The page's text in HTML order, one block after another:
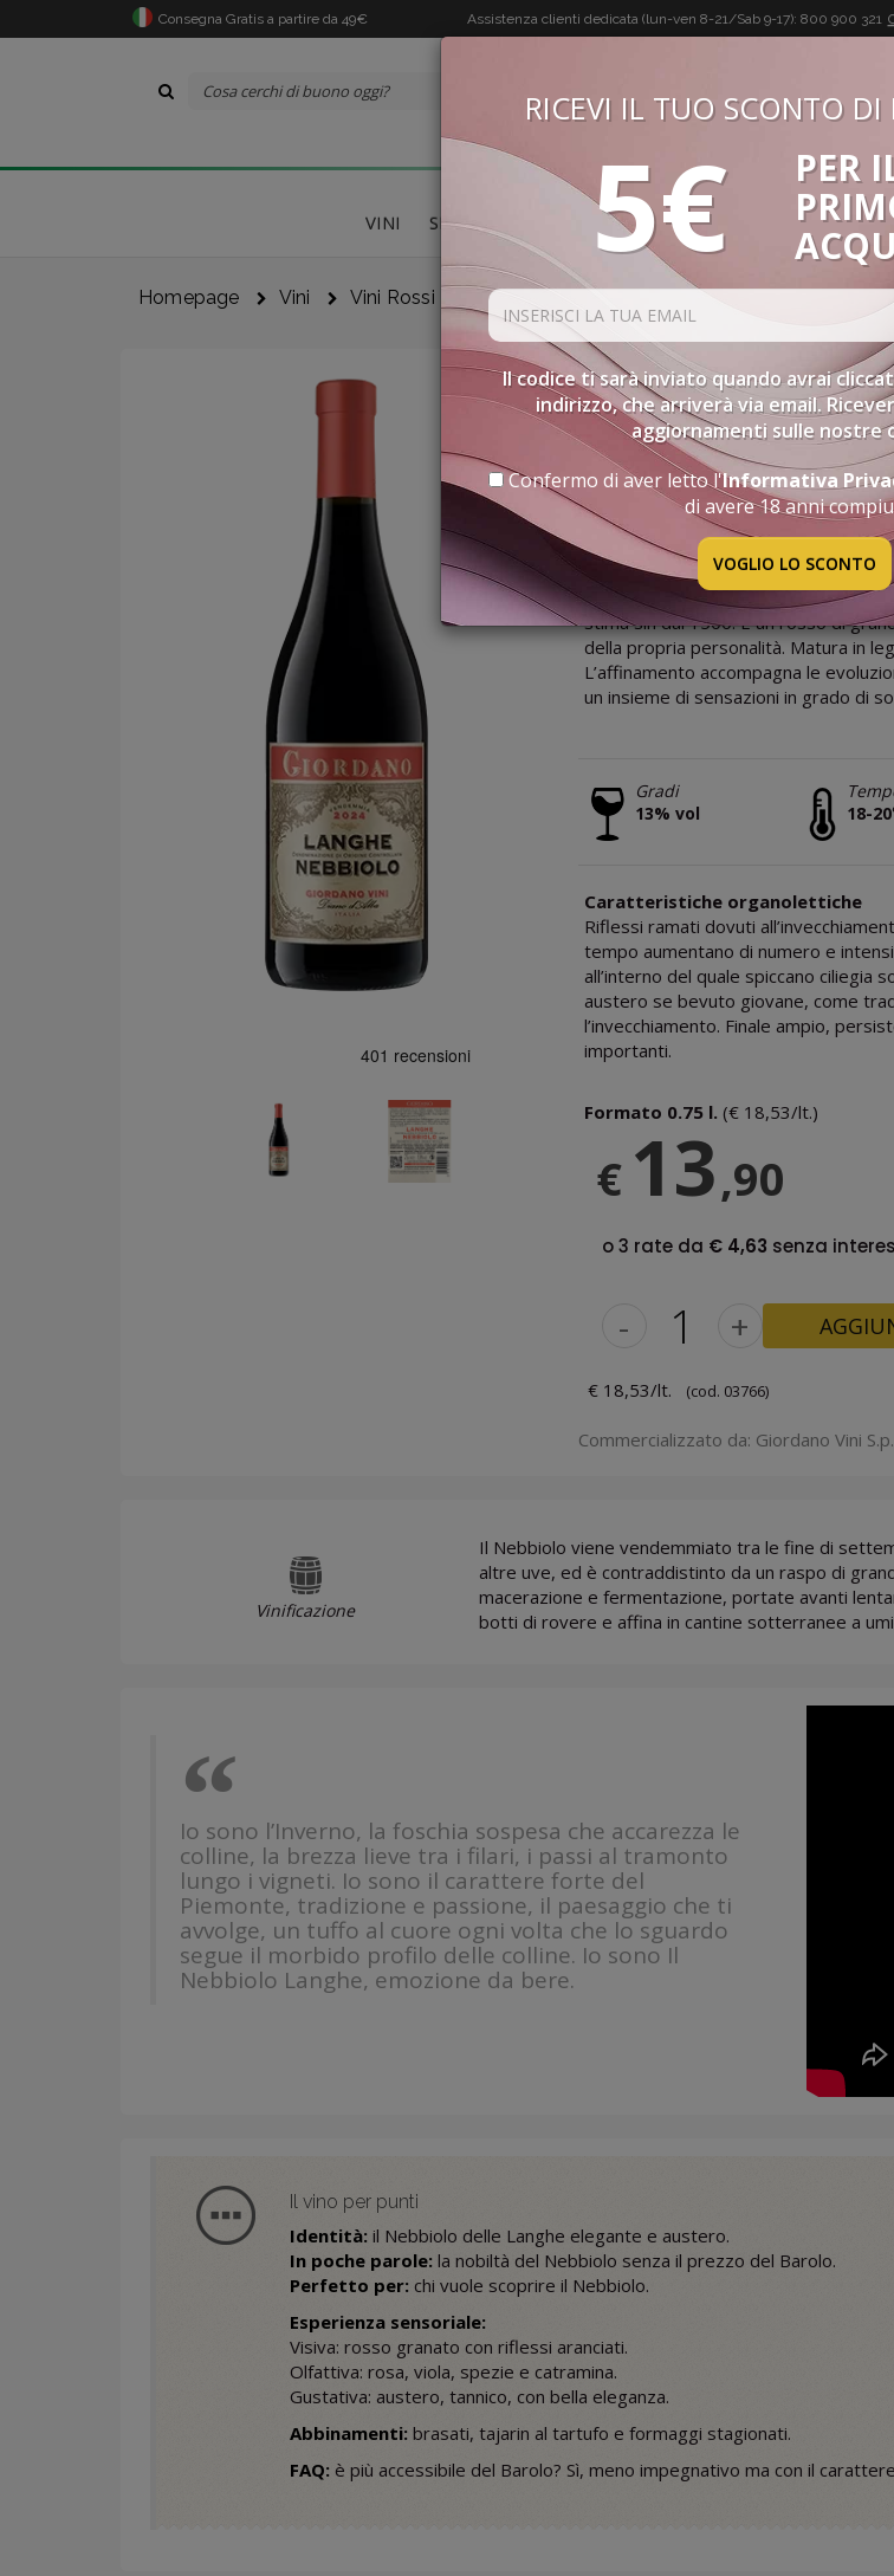
Consegna Gratis a partire da 49€ Assistenza clienti dedicata (lun-ven 8-21/Sab 9-17): 800 900 321
BUON VINO, BUONA VITA
VINI SPECIALITÀ CONFEZIONI SPIRITS ACCESSORI
Homepage Vini Vini Rossi Nebbiolo Langhe Doc
NEBBIOLO
ROSSO INVECCHIATO
2024
Il Nebbiolo Langhe DOC è coltivato
stima sin dal 1500. È un rosso di
della propria personalità. Matura in
L’affinamento accompagna le
un insieme di sensazioni in grado di
Gradi
13% vol
18-
Caratteristiche organolettiche
Riflessi ramati dovuti
tempo aumentano di numero e
all’interno del quale spiccano
austero se bevuto giovane, come
l’invecchiamento. Finale ampio,
importanti.
Formato 0.75 l. (€ 18,53/lt.)
€ 13,90
- +
€ 18,53/lt. (cod. 03766)
Commercializzato da: Giordano Vini
Vinificazione
Il Nebbiolo viene vendemmiato tra le fine di
altre uve, ed è contraddistinto da un raspo di
macerazione e fermentazione, portate avanti
botti di rovere e affina in cantine sotterranee a
“
Io sono l’Inverno, la foschia sospesa che accarezza le
colline, la brezza lieve tra i filari, i passi al tramonto
lungo i vigneti. Io sono il carattere forte del
Piemonte, tradizione e passione, il paesaggio che ti
avvolge, un tuffo al cuore ogni volta che lo sguardo
segue il morbido profilo delle colline. Io sono Il
Nebbiolo Langhe, emozione da bere.
Il vino per punti
Identità: il Nebbiolo delle Langhe elegante e austero.
In poche parole:la nobiltà del Nebbiolo senza il prezzo del Barolo.
Perfetto per: chi vuole scoprire il Nebbiolo.
Esperienza sensoriale:
Visiva: rosso granato con riflessi aranciati.
Olfattiva: rosa, viola, spezie e catramina.
Gustativa: austero, tannico, con bella eleganza.
Abbinamenti: brasati, tajarin al tartufo e formaggi stagionati.
FAQ: è più accessibile del Barolo? Sì, meno impegnativo ma con il
RICEVI IL TUO SCONTO DI
5€
PER
Il codice ti sarà inviato quando avrai
indirizzo, che arriverà via email.
aggiornamenti sulle nostre
Confermo di aver letto l'Informativa
di avere 18 anni
VOGLIO LO SCONTO